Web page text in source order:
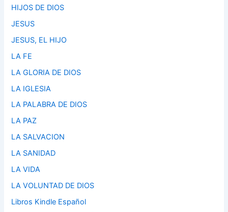
HIJOS DE DIOS
JESUS
JESUS, EL HIJO
LA FE
LA GLORIA DE DIOS
LA IGLESIA
LA PALABRA DE DIOS
LA PAZ
LA SALVACION
LA SANIDAD
LA VIDA
LA VOLUNTAD DE DIOS
Libros Kindle Español